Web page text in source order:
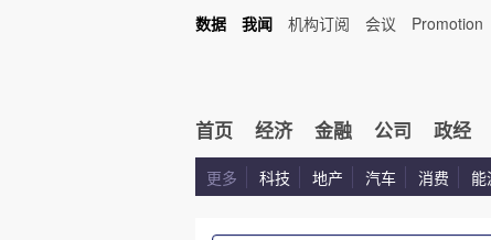
数据 我闻 机构订阅 会议 Promotion
首页 经济 金融 公司 政经
更多 科技 地产 汽车 消费 能